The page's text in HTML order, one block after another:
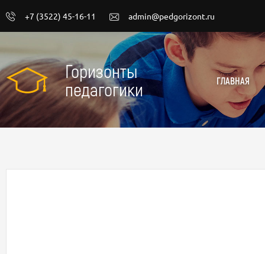
+7 (3522) 45-16-11 admin@pedgorizont.ru
Горизонты
педагогики
ГЛАВНАЯ